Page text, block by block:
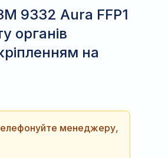
9332 Aura FFP1
органів
на
менеджеру,